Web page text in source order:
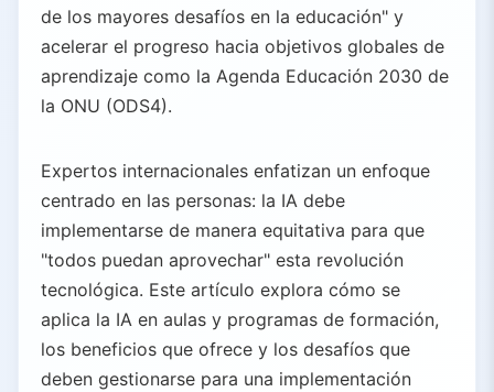
de los mayores desafíos en la educación" y
acelerar el progreso hacia objetivos globales de
aprendizaje como la Agenda Educación 2030 de
la ONU (ODS4).
Expertos internacionales enfatizan un enfoque
centrado en las personas: la IA debe
implementarse de manera equitativa para que
"todos puedan aprovechar" esta revolución
tecnológica. Este artículo explora cómo se
aplica la IA en aulas y programas de formación,
los beneficios que ofrece y los desafíos que
deben gestionarse para una implementación